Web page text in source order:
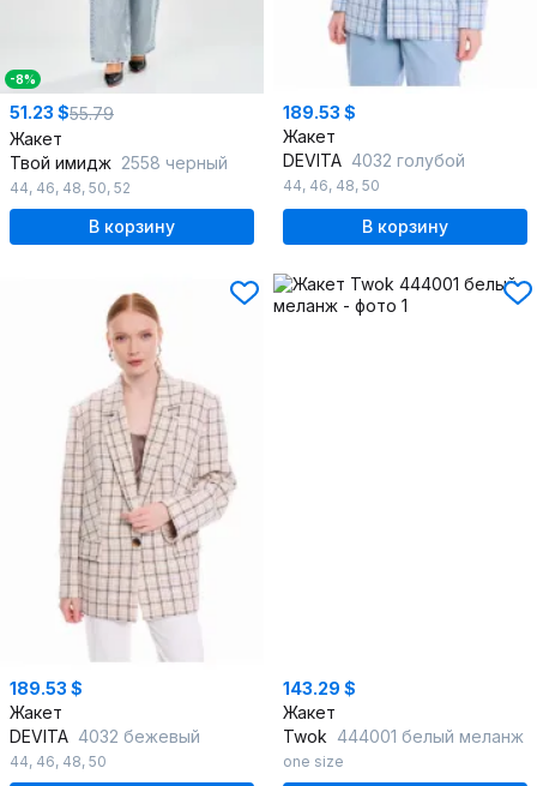
-8%
51.23 $55.79
Жакет
Твой имидж 2558 черный
44, 46, 48, 50, 52
В корзину
189.53 $
Жакет
DEVITA 4032 голубой
44, 46, 48, 50
В корзину
189.53 $
Жакет
DEVITA 4032 бежевый
44, 46, 48, 50
143.29 $
Жакет
Twok 444001 белый меланж
one size